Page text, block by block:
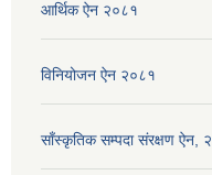
आर्थिक ऐन २०८१
विनियोजन ऐन २०८१
साँस्कृतिक सम्पदा संरक्षण ऐन,